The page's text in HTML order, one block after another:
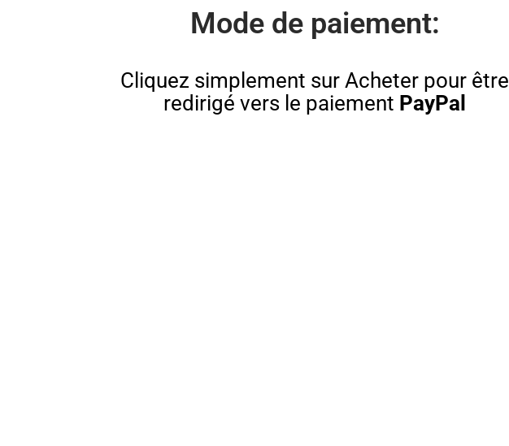
Mode de paiement:
Cliquez simplement sur Acheter pour être
redirigé vers le paiement PayPal